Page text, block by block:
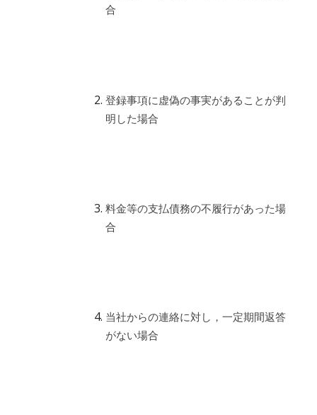
合
登録事項に虚偽の事実があることが判
明した場合
料金等の支払債務の不履行があった場
合
当社からの連絡に対し，一定期間返答
がない場合